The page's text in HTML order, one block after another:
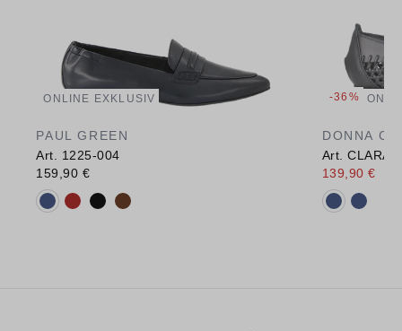
ONLINE EXKLUSIV
PAUL GREEN
Art. 1225-004
159,90 €
Verfügbare Farbvarianten:
-36%
DONNA
Art. CLARA
139,90 €
Verfügbare